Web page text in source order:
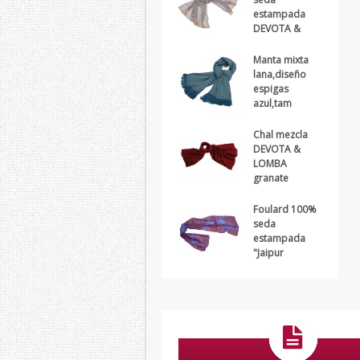
estampada
DEVOTA &
Manta mixta
lana,diseño
espigas
azul,tam
Chal mezcla
DEVOTA &
LOMBA
granate
Foulard 100%
seda
estampada
"Jaipur